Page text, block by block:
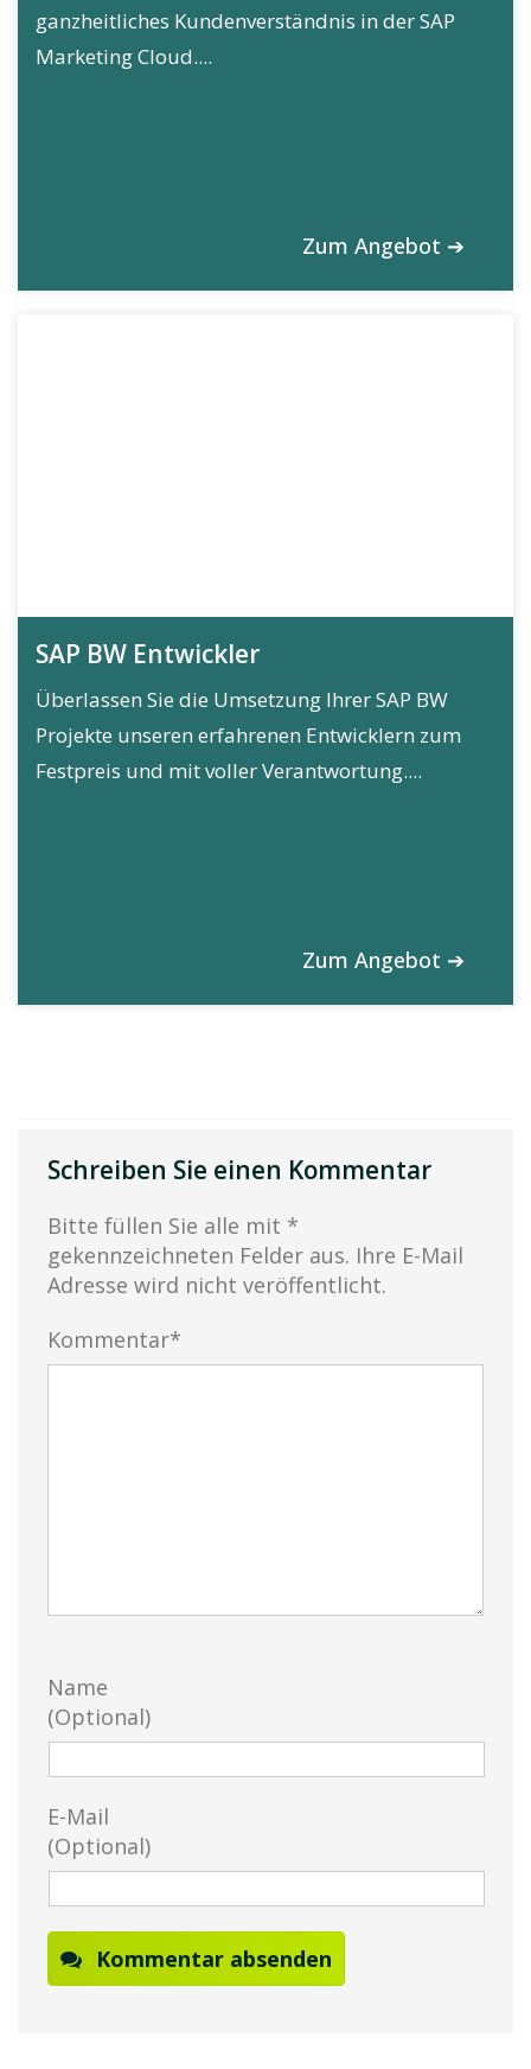
ganzheitliches Kundenverständnis in der SAP
Marketing Cloud....
Zum Angebot ➔
SAP BW Entwickler
Überlassen Sie die Umsetzung Ihrer SAP BW
Projekte unseren erfahrenen Entwicklern zum
Festpreis und mit voller Verantwortung....
Zum Angebot ➔
Schreiben Sie einen Kommentar
Bitte füllen Sie alle mit *
gekennzeichneten Felder aus. Ihre E-Mail
Adresse wird nicht veröffentlicht.
Kommentar*
Name
(Optional)
E-Mail
(Optional)
Kommentar absenden